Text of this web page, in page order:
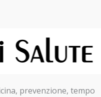
prevenzione, tempo